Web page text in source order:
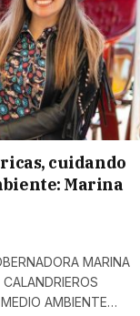
cuidando
Marina
MARINA
AMBIENTE…